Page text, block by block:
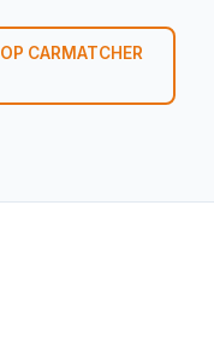
CARMATCHER